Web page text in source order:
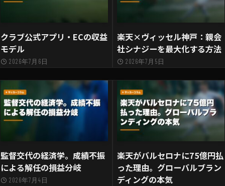
クラブ公式アプリ・ECの収益
モデル
2026年7月6日
楽天×ヴィッセル神戸：親会
社シナジーを最大化する方法
2026年7月5日
監督交代の経済学。成績不振
による解任の損益分岐
2026年7月4日
楽天がバルセロナに75億円払
った理由。グローバルブラン
ディングの本気